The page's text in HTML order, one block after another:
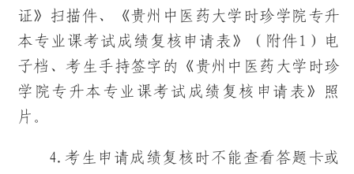
证》扫描件、《贵州中医药大学时珍学院专升
本专业课考试成绩复核申请表》（附件1）电
子档、考生手持签字的《贵州中医药大学时珍
学院专升本专业课考试成绩复核申请表》照
片。
4.考生申请成绩复核时不能查看答题卡或